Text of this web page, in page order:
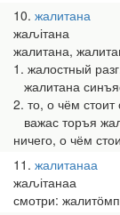
10 жалитана
жаԉітана
жалитана,
1. жалостный
жалитана
2. то, о чём стоит
важас торъя
ничего, о чём
11 жалитанаа
жаԉітанаа
смотри: